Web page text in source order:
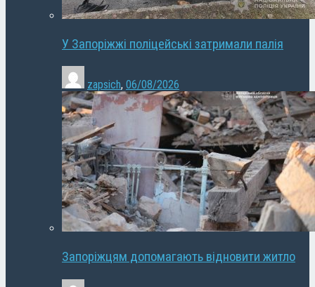
У Запоріжжі поліцейські затримали палія
zapsich, 06/08/2026
Запоріжцям допомагають відновити житло